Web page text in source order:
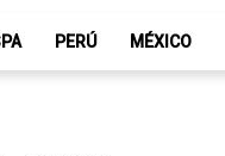
PERÚ MÉXICO